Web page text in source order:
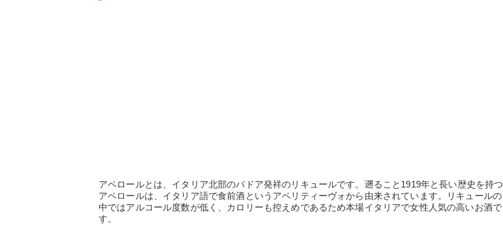
アペロールとは、イタリア北部のパドア発祥のリキュールです。遡ること1919年と長い歴史を持つ
アペロールは、イタリア語で食前酒というアペリティーヴォから由来されています。リキュールの
中ではアルコール度数が低く、カロリーも控えめであるため本場イタリアで女性人気の高いお酒で
す。